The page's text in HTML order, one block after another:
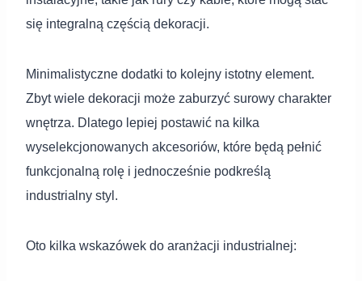
się integralną częścią dekoracji.
Minimalistyczne dodatki to kolejny istotny element.
Zbyt wiele dekoracji może zaburzyć surowy charakter
wnętrza. Dlatego lepiej postawić na kilka
wyselekcjonowanych akcesoriów, które będą pełnić
funkcjonalną rolę i jednocześnie podkreślą
industrialny styl.
Oto kilka wskazówek do aranżacji industrialnej: